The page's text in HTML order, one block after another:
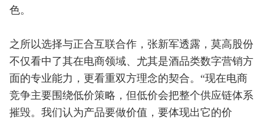
色。
之所以选择与正合互联合作，张新军透露，莫高股份
不仅看中了其在电商领域、尤其是酒品类数字营销方
面的专业能力，更看重双方理念的契合。“现在电商
竞争主要围绕低价策略，但低价会把整个供应链体系
摧毁。我们认为产品要做价值，要体现出它的价